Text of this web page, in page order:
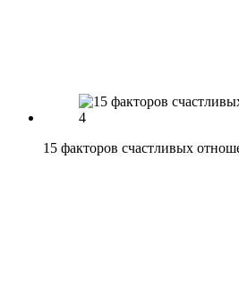
15 факторов счастливых